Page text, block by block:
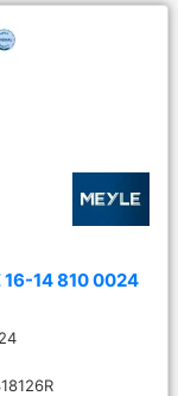
14 810 0024